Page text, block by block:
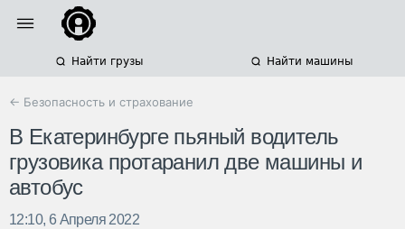
Найти грузы Найти машины
← Безопасность и страхование
В Екатеринбурге пьяный водитель
грузовика протаранил две машины и
автобус
12:10, 6 Апреля 2022